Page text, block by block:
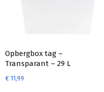
Opbergbox tag –
Transparant – 29 L
€ 11,99